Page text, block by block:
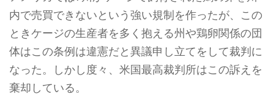
内で売買できないという強い規制を作ったが、この
ときケージの生産者を多く抱える州や鶏卵関係の団
体はこの条例は違憲だと異議申し立てをして裁判に
なった。しかし度々、米国最高裁判所はこの訴えを
棄却している。